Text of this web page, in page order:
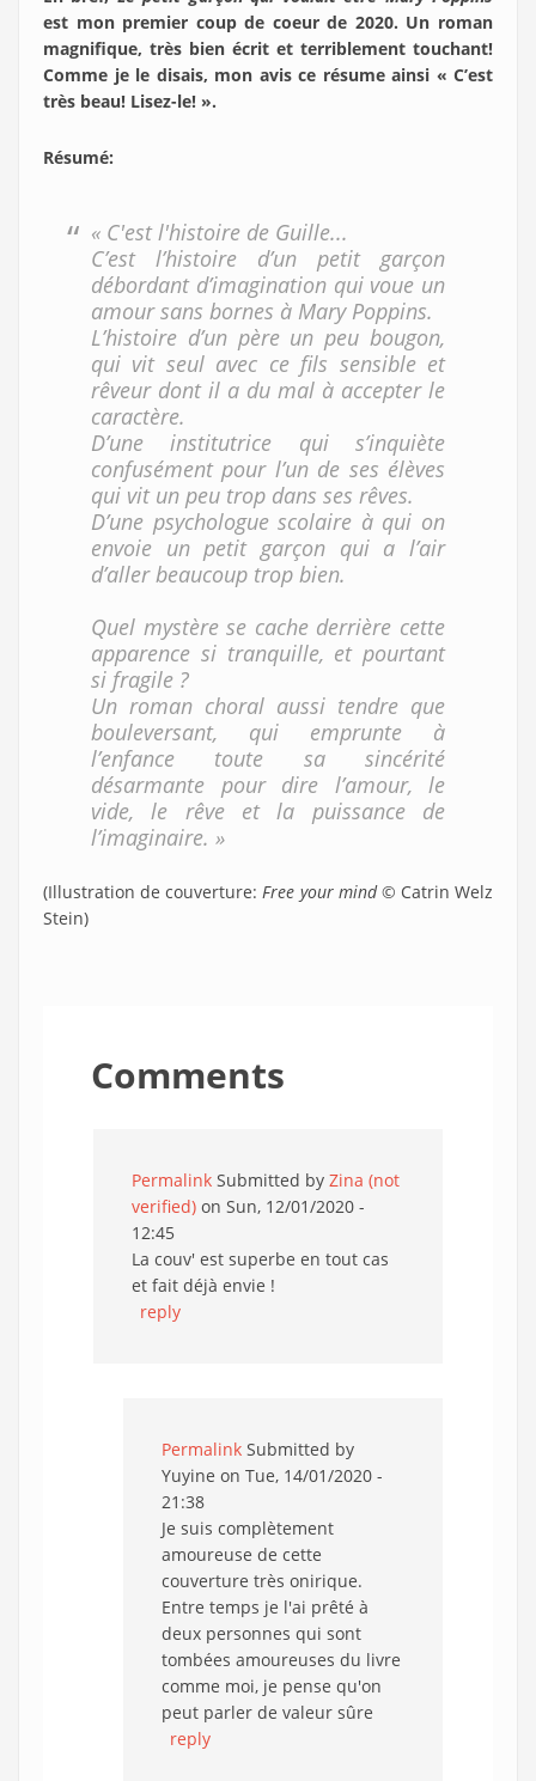
est mon premier coup de coeur de 2020. Un roman
magnifique, très bien écrit et terriblement touchant!
Comme je le disais, mon avis ce résume ainsi « C’est
très beau! Lisez-le! ».
Résumé:
« C'est l'histoire de Guille...
C’est l’histoire d’un petit garçon
débordant d’imagination qui voue un
amour sans bornes à Mary Poppins.
L’histoire d’un père un peu bougon,
qui vit seul avec ce fils sensible et
rêveur dont il a du mal à accepter le
caractère.
D’une institutrice qui s’inquiète
confusément pour l’un de ses élèves
qui vit un peu trop dans ses rêves.
D’une psychologue scolaire à qui on
envoie un petit garçon qui a l’air
d’aller beaucoup trop bien.
Quel mystère se cache derrière cette
apparence si tranquille, et pourtant
si fragile ?
Un roman choral aussi tendre que
bouleversant, qui emprunte à
l’enfance toute sa sincérité
désarmante pour dire l’amour, le
vide, le rêve et la puissance de
l’imaginaire. »
(Illustration de couverture:Free your mind© Catrin Welz
Stein)
Comments
Permalink Submitted by Zina (not
verified) on Sun, 12/01/2020 -
12:45
La couv' est superbe en tout cas
et fait déjà envie !
reply
Permalink Submitted by
Yuyine on Tue, 14/01/2020 -
21:38
Je suis complètement
amoureuse de cette
couverture très onirique.
Entre temps je l'ai prêté à
deux personnes qui sont
tombées amoureuses du livre
comme moi, je pense qu'on
peut parler de valeur sûre
reply